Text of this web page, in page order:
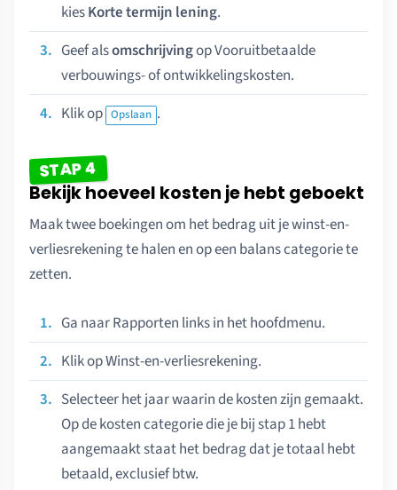
kiesKorte termijn lening.
Geef alsomschrijvingop Vooruitbetaalde
verbouwings- of ontwikkelingskosten.
Klik op Opslaan .
STAP 4
Bekijk hoeveel kosten je hebt geboekt
Maak twee boekingen om het bedrag uit je winst-en-
verliesrekening te halen en op een balans categorie te
zetten.
Ga naar Rapporten links in het hoofdmenu.
Klik op Winst-en-verliesrekening.
Selecteer het jaar waarin de kosten zijn gemaakt.
Op de kosten categorie die je bij stap 1 hebt
aangemaakt staat het bedrag dat je totaal hebt
betaald, exclusief btw.